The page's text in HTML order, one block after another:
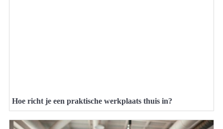
Hoe richt je een praktische werkplaats thuis in?